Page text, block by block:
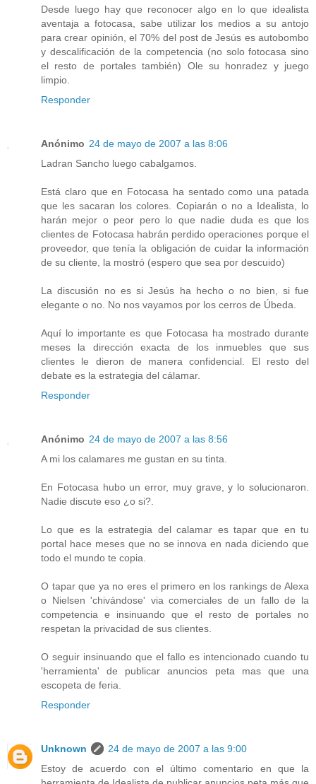
Desde luego hay que reconocer algo en lo que idealista
aventaja a fotocasa, sabe utilizar los medios a su antojo
para crear opinión, el 70% del post de Jesús es autobombo
y descalificación de la competencia (no solo fotocasa sino
el resto de portales también) Ole su honradez y juego
limpio.
Responder
Anónimo 24 de mayo de 2007 a las 8:06
Ladran Sancho luego cabalgamos.
Está claro que en Fotocasa ha sentado como una patada
que les sacaran los colores. Copiarán o no a Idealista, lo
harán mejor o peor pero lo que nadie duda es que los
clientes de Fotocasa habrán perdido operaciones porque el
proveedor, que tenía la obligación de cuidar la información
de su cliente, la mostró (espero que sea por descuido)
La discusión no es si Jesús ha hecho o no bien, si fue
elegante o no. No nos vayamos por los cerros de Úbeda.
Aquí lo importante es que Fotocasa ha mostrado durante
meses la dirección exacta de los inmuebles que sus
clientes le dieron de manera confidencial. El resto del
debate es la estrategia del cálamar.
Responder
Anónimo 24 de mayo de 2007 a las 8:56
A mi los calamares me gustan en su tinta.
En Fotocasa hubo un error, muy grave, y lo solucionaron.
Nadie discute eso ¿o si?.
Lo que es la estrategia del calamar es tapar que en tu
portal hace meses que no se innova en nada diciendo que
todo el mundo te copia.
O tapar que ya no eres el primero en los rankings de Alexa
o Nielsen 'chivándose' via comerciales de un fallo de la
competencia e insinuando que el resto de portales no
respetan la privacidad de sus clientes.
O seguir insinuando que el fallo es intencionado cuando tu
'herramienta' de publicar anuncios peta mas que una
escopeta de feria.
Responder
Unknown
24 de mayo de 2007 a las 9:00
Estoy de acuerdo con el último comentario en que la